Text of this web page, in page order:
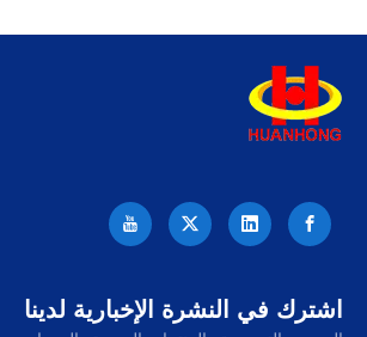
اشترك في النشرة الإخبارية لدينا